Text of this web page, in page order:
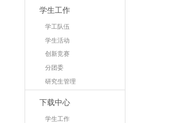
学生工作
学工队伍
学生活动
创新竞赛
分团委
研究生管理
下载中心
学生工作